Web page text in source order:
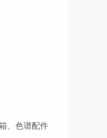
、色谱配件